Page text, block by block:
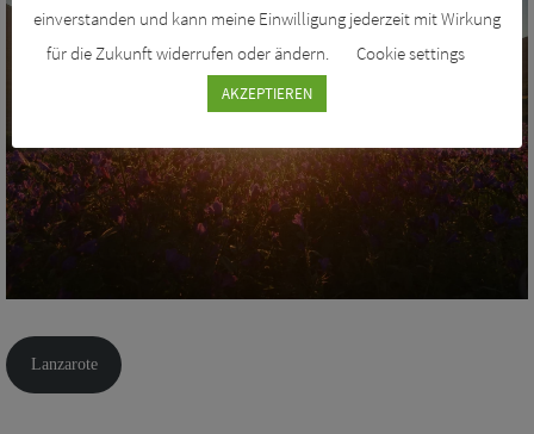
Lanzarote
einverstanden und kann meine Einwilligung jederzeit mit Wirkung
für die Zukunft widerrufen oder ändern.
Cookie settings
AKZEPTIEREN